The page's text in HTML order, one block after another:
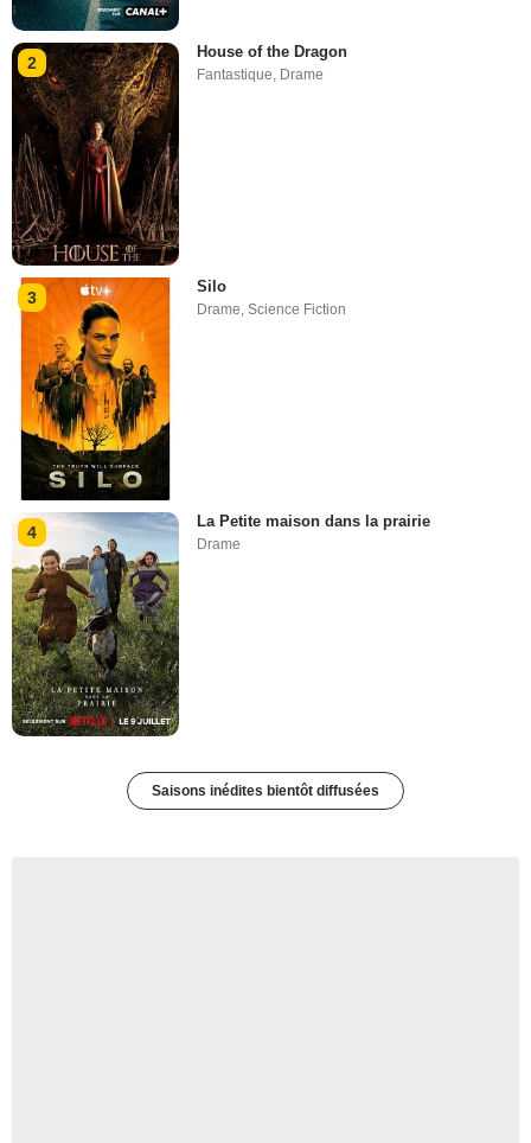
2
House of the Dragon
Fantastique Drame
3
Silo
Drame,Science Fiction
4
La Petite maison dans la prairie
Drame
Saisons inédites bientôt diffusées